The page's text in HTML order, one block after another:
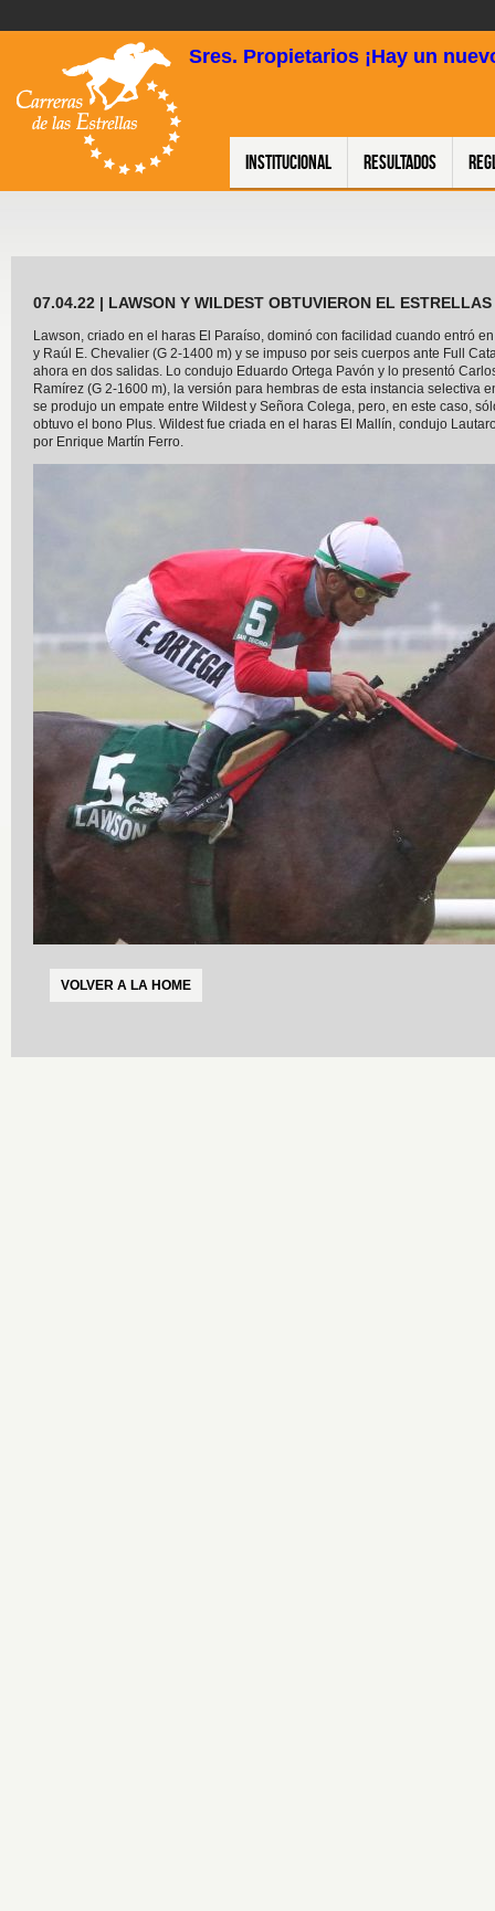
Sres. Propietarios ¡Hay un
Institucional Resultados
07.04.22 | LAWSON Y WILDEST OBTUVIERON EL
Lawson, criado en el haras El Paraíso, dominó con facilidad cuando entró
y Raúl E. Chevalier (G 2-1400 m) y se impuso por seis cuerpos ante Full
ahora en dos salidas. Lo condujo Eduardo Ortega Pavón y lo presentó
Ramírez (G 2-1600 m), la versión para hembras de esta instancia selectiva
se produjo un empate entre Wildest y Señora Colega, pero, en este caso,
obtuvo el bono Plus. Wildest fue criada en el haras El Mallín, condujo
por Enrique Martín Ferro.
VOLVER A LA HOME